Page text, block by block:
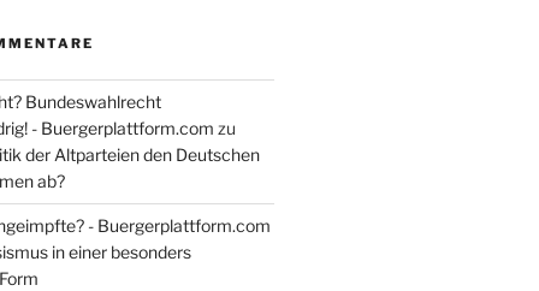
Bundeswahlrecht
- Buergerplattform.com zu
der Altparteien den Deutschen
ab?
- Buergerplattform.com
in einer besonders